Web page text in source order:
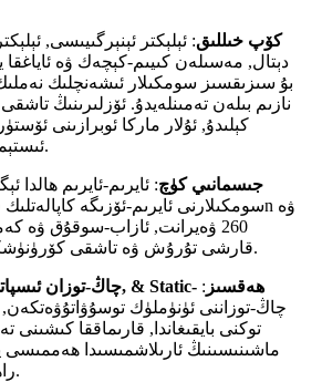
كۆپ خىللىق: ئېلېكتر ئېنېرگىيىسى,
دېتال, مەسىلەن كىيىم-كېچەك ۋە
بۇ سىزىقسىز سومكىلار ئىشەنچلىك
نازىم بىلەن تەمىنلەيدۇ. ئۆزلىرىنىڭ
كېلىدۇ, ئۇلار ماركا ئوبرازىنى
ئىستېمالچىلارغا ماس كېلىدۇ.
جىسمانىي كۈچ: ئايرىم-ئايرىم ھالدا
260 ۋەيرانت, ئازاب-سوقۇق ۋە
قارشى تۇرۇش ۋە تاشقى كۆرۈنۈشكە كاپالەتلىك قىلالايدۇ.
چاڭ-توزان ئىسپاتى, يۇمشاق تېگىشىش, & Static- ھەقسىز :
چاڭ-توزاننى ئۈنۈملۈك توسۇۋاتۇۋەتكەن,
توكنى بايقىغاندا, قارىماققا كىشىنى
ماشىنىسىنىڭ ئارىلاشمىسىدا
راھەت بىلەن تەمىنلەيدۇ.